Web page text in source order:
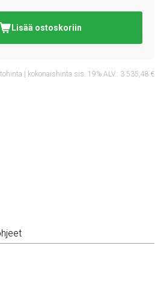
Lisää ostoskoriin
| kokonaishinta sis. 19% ALV.: 3 535,48 €